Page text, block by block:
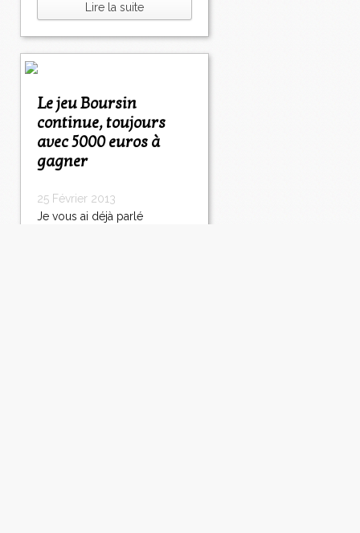
Lire la suite
Le jeu Boursin
continue, toujours
avec 5000 euros à
gagner
25 Février 2013
Je vous ai déjà parlé